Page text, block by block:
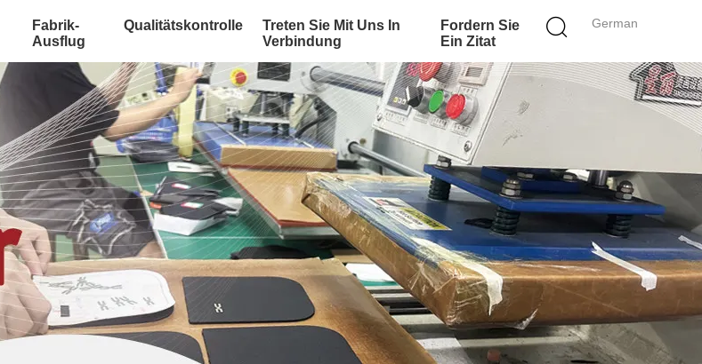
German
Fabrik-
Ausflug
Qualitätskontrolle
Treten Sie Mit Uns In
Verbindung
Fordern Sie
Ein Zitat